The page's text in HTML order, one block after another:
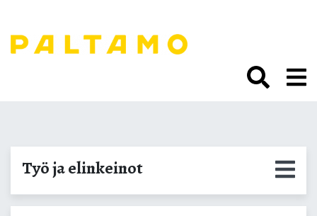
Uutiskirje yrityksille
Työ ja elinkeinot